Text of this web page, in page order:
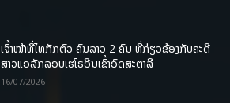
ເຈົ້າໜ້າທີ່ໄທກັກຕົວ ຄົນລາວ 2 ຄົນ ທີ່ກ່ຽວຂ້ອງກັບຄະດີ
ສາວແອລັກລອບເຮໂຣອີນເຂົ້າອົດສະຕາລີ
16/07/2026